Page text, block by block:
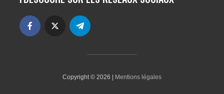
Copyright © 2026 | Mentions légales